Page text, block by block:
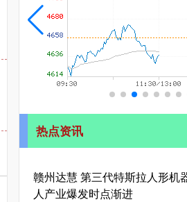
热点资讯
赣州达慧 第三代特斯拉人形机
人产业爆发时点渐进